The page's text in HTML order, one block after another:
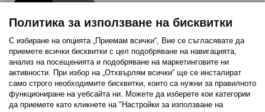
Последвайте ни:
FacebookTwitterYoutubePinterestInstagram
Политика за използване на бисквитки
С избиране на опцията „Приемам всички“, Вие се съгласявате да
приемете всички бисквитки с цел подобряване на навигацията,
анализ на посещенията и подобряване на маркетинговите ни
активности. При избор на „Отхвърлям всички“ ще се инсталират
само строго необходимитe бисквитки, които са нужни за правилното
функциониране на уебсайта ни. Можете да изберете кои категории
да приемете като кликнете на "Настройки за използване на